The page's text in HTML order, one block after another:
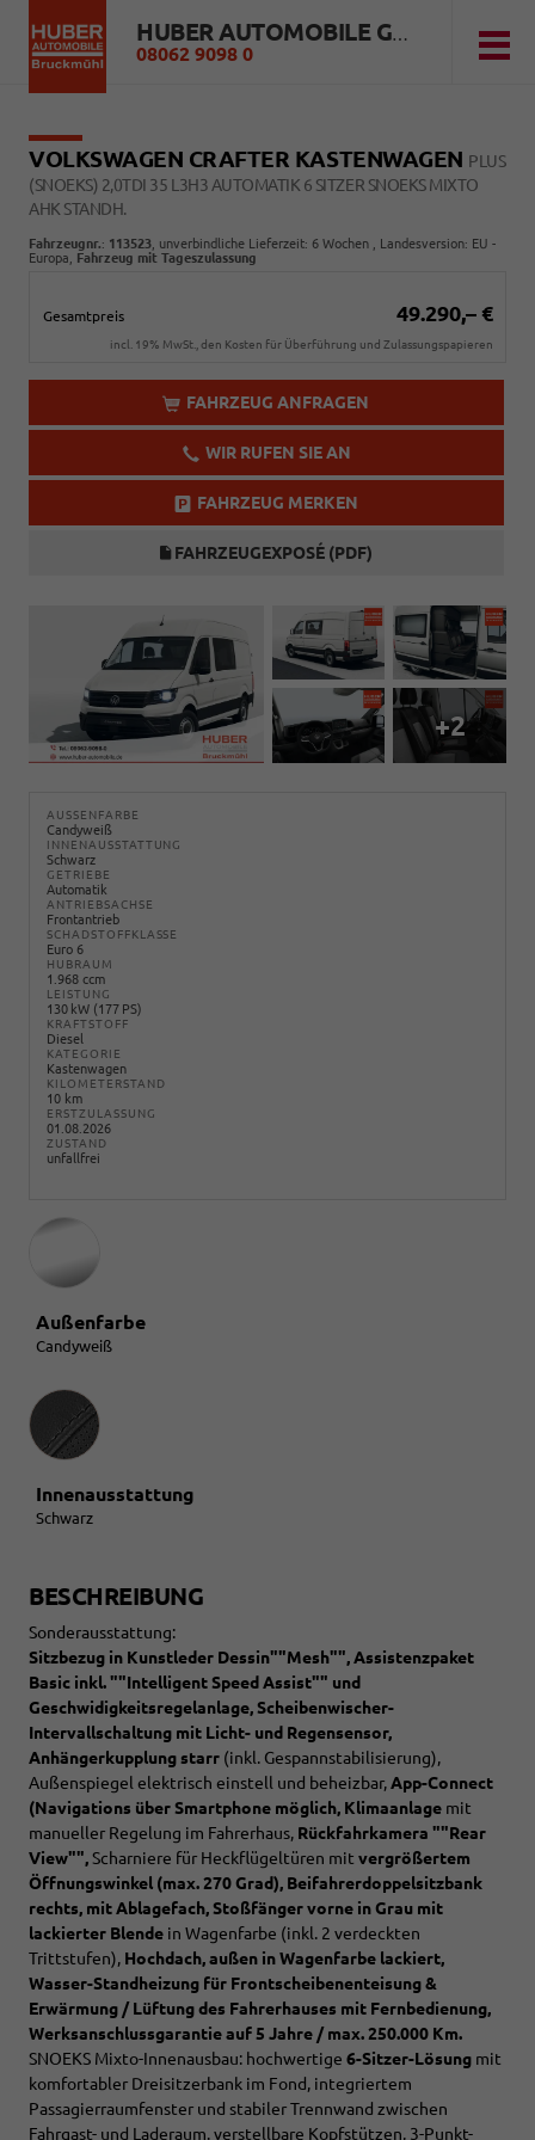
HUBER AUTOMOBILE GMBH
08062 9098 0
VOLKSWAGEN CRAFTER KASTENWAGEN PLUS
(SNOEKS) 2,0TDI 35 L3H3 AUTOMATIK 6 SITZER SNOEKS MIXTO
AHK STANDH.
Fahrzeugnr.: 113523 , unverbindliche Lieferzeit: 6 Wochen , Landesversion: EU -
Europa, Fahrzeug mit Tageszulassung
Gesamtpreis 49.290,– €
incl. 19% MwSt., den Kosten für Überführung und Zulassungspapieren
FAHRZEUG ANFRAGEN
WIR RUFEN SIE AN
FAHRZEUG MERKEN
FAHRZEUGEXPOSÉ (PDF)
+2
AUSSENFARBE
Candyweiß
INNENAUSSTATTUNG
Schwarz
GETRIEBE
Automatik
ANTRIEBSACHSE
Frontantrieb
SCHADSTOFFKLASSE
Euro 6
HUBRAUM
1.968 ccm
LEISTUNG
130 kW (177 PS)
KRAFTSTOFF
Diesel
KATEGORIE
Kastenwagen
KILOMETERSTAND
10 km
ERSTZULASSUNG
01.08.2026
ZUSTAND
unfallfrei
Außenfarbe
Candyweiß
Innenausstattung
Innenausstattung
Schwarz
BESCHREIBUNG
Sonderausstattung:
Sitzbezug in Kunstleder Dessin""Mesh"", Assistenzpaket
Basic inkl. ""Intelligent Speed Assist"" und
Geschwidigkeitsregelanlage, Scheibenwischer-
Intervallschaltung mit Licht- und Regensensor,
Anhängerkupplung starr (inkl. Gespannstabilisierung),
Außenspiegel elektrisch einstell und beheizbar,App-Connect
(Navigations über Smartphone möglich, Klimaanlage mit
manueller Regelung im Fahrerhaus, Rückfahrkamera ""Rear
View"",Scharniere für Heckflügeltüren mit vergrößertem
Öffnungswinkel (max. 270 Grad), Beifahrerdoppelsitzbank
rechts, mit Ablagefach, Stoßfänger vorne in Grau mit
lackierter Blende in Wagenfarbe (inkl. 2 verdeckten
Trittstufen), Hochdach, außen in Wagenfarbe lackiert,
Wasser-Standheizung für Frontscheibenenteisung &
Erwärmung / Lüftung des Fahrerhauses mit Fernbedienung,
Werksanschlussgarantie auf 5 Jahre / max. 250.000 Km.
SNOEKS Mixto-Innenausbau: hochwertige 6-Sitzer-Lösung mit
komfortabler Dreisitzerbank im Fond, integriertem
Passagierraumfenster und stabiler Trennwand zwischen
Fahrgast- und Laderaum. verstellbare Kopfstützen, 3-Punkt-